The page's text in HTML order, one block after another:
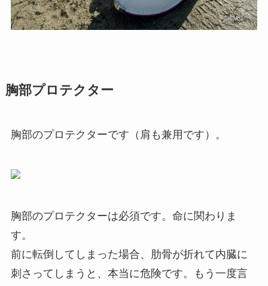
胸部プロテクター
胸部のプロテクターです（肩も兼用です）。
胸部のプロテクターは必須です。命に関わりま
す。
前に転倒してしまった場合、肋骨が折れて内臓に
刺さってしまうと、本当に危険です。もう一度言